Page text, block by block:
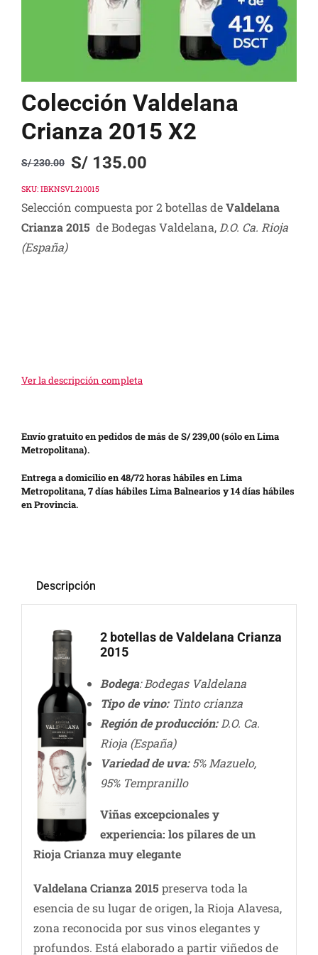
Colección Valdelana
Crianza 2015 X2
S/230.00
Original
price
was:
S/ 230.00.
S/135.00
Current
price
is:
S/ 135.00.
SKU: IBKNSVL210015
Selección compuesta por 2 botellas deValdelana
Crianza 2015 de Bodegas Valdelana, D.O. Ca. Rioja
(España)
Ver la descripción completa
Envío gratuito en pedidos de más de S/ 239,00 (sólo en Lima
Metropolitana).
Entrega a domicilio en 48/72 horas hábiles en Lima
Metropolitana, 7 días hábiles Lima Balnearios y 14 días hábiles
en Provincia.
Descripción
2 botellas de Valdelana Crianza
2015
Bodega: Bodegas Valdelana
Tipo de vino:Tinto crianza
Región de producción:D.O. Ca.
Rioja (España)
Variedad de uva:5% Mazuelo,
95% Tempranillo
Viñas excepcionales y
experiencia: los pilares de un
Rioja Crianza muy elegante
Valdelana Crianza 2015 preserva toda la
esencia de su lugar de origen, la Rioja Alavesa,
zona reconocida por sus vinos elegantes y
profundos. Está elaborado a partir viñedos de